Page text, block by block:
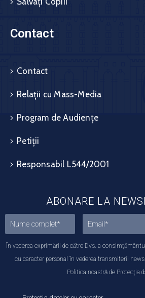
Contact
Contact
Relații cu Mass-Media
Program de Audiențe
Petiții
Responsabil L544/2001
ABONARE LA
În vederea exprimării de către Dvs. a
cu caracter personal în vederea transmiterii
Politica noastră de Protecția